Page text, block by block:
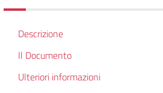
Descrizione
Il Documento
Ulteriori informazioni